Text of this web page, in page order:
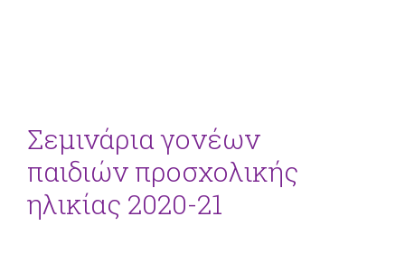
Σεμινάρια γονέων
παιδιών προσχολικής
ηλικίας 2020-21